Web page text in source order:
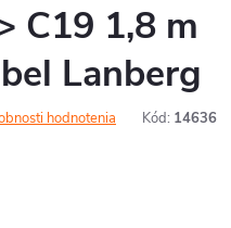
C19 1,8 m
Lanberg
hodnotenia Kód: 14636